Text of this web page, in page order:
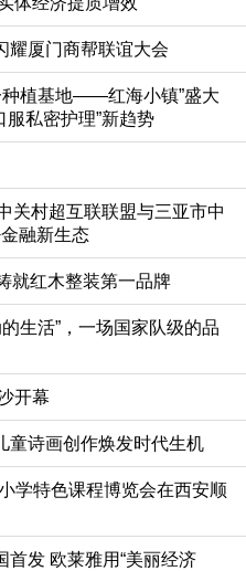
耀厦门商帮联谊大会
种植基地——红海小镇”盛大
服私密护理”新趋势
村超互联联盟与三亚市中
融新生态
就红木整装第一品牌
生活”，一场国家队级的品
开幕
童诗画创作焕发时代生机
学特色课程博览会在西安顺
丽经济